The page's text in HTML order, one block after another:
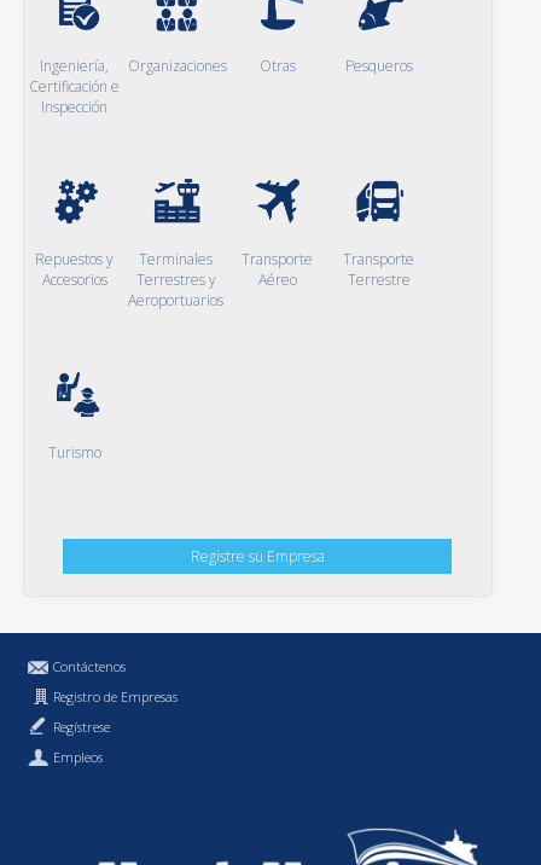
Ingeniería,
Certificación e
Inspección
Organizaciones Otras Pesqueros
Repuestos y
Accesorios
Terminales
Terrestres y
Aeroportuarios
Transporte
Aéreo
Transporte
Terrestre
Turismo
Registre su Empresa
Contáctenos
Registro de Empresas
Regístrese
Empleos